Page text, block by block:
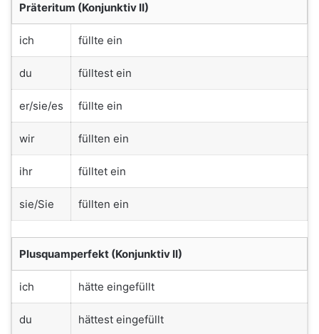
Präteritum (Konjunktiv II)
ich füllte ein
du fülltest ein
er/sie/es füllte ein
wir füllten ein
ihr fülltet ein
sie/Sie füllten ein
Plusquamperfekt (Konjunktiv II)
ich hätte eingefüllt
du hättest eingefüllt